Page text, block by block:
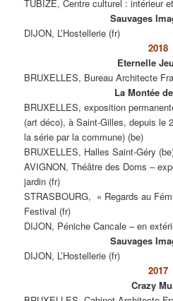
TUBIZE, Centre culturel : intérieur
Sauvages
DIJON, L’Hostellerie (fr)
2018
Eternelle
BRUXELLES, Bureau Architecte
La Montée
BRUXELLES, exposition
(art déco), à Saint-Gilles, depuis le
la série par la commune) (be)
BRUXELLES, Halles Saint-Géry
AVIGNON, Théâtre des Doms –
jardin (fr)
STRASBOURG, « Regards au
Festival (fr)
DIJON, Péniche Cancale – en
Sauvages
DIJON, L’Hostellerie (fr)
2017
Crazy